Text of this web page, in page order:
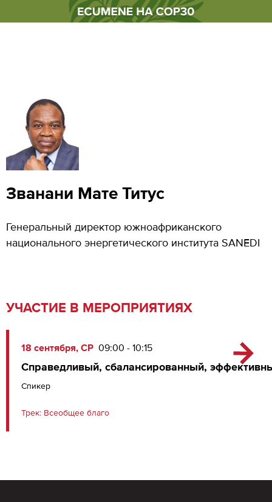
Званани Мате Титус
Генеральный директор южноафриканского
национального энергетического института SANEDI
УЧАСТИЕ В МЕРОПРИЯТИЯХ
18 сентября, СР 09:00 - 10:15
Справедливый, сбалансированный,
Спикер
Трек: Всеобщее благо